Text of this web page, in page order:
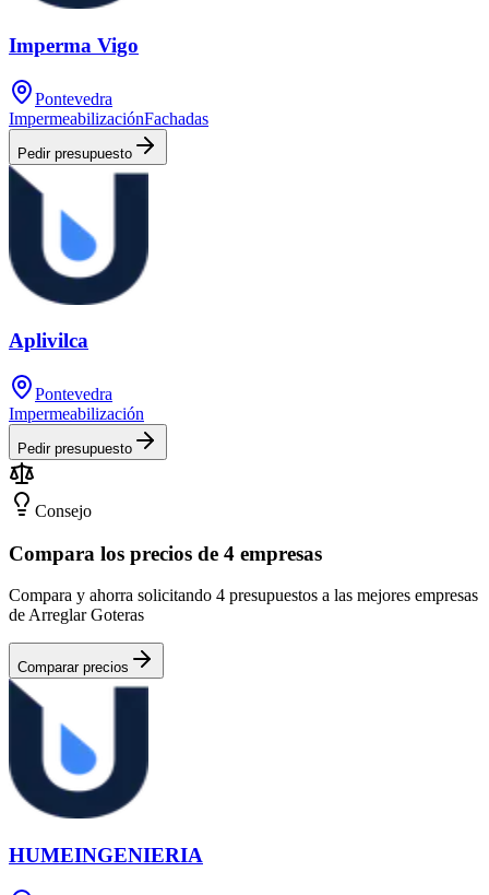
Imperma Vigo
Pontevedra
ImpermeabilizaciónFachadas
Pedir presupuesto
Aplivilca
Pontevedra
Impermeabilización
Pedir presupuesto
Consejo
Compara los precios de 4 empresas
Compara y ahorra solicitando 4 presupuestos a las mejores empresas
de Arreglar Goteras
Comparar precios
HUMEINGENIERIA